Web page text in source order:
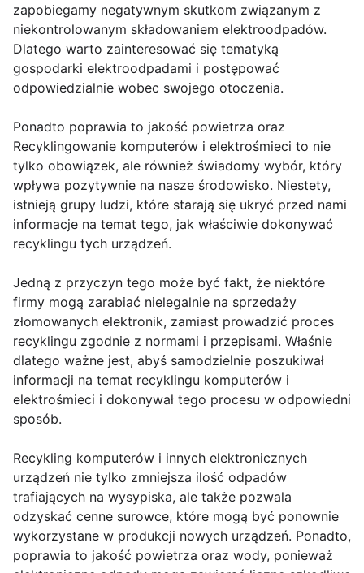
zapobiegamy negatywnym skutkom związanym z
niekontrolowanym składowaniem elektroodpadów.
Dlatego warto zainteresować się tematyką
gospodarki elektroodpadami i postępować
odpowiedzialnie wobec swojego otoczenia.
Ponadto poprawia to jakość powietrza oraz
Recyklingowanie komputerów i elektrośmieci to nie
tylko obowiązek, ale również świadomy wybór, który
wpływa pozytywnie na nasze środowisko. Niestety,
istnieją grupy ludzi, które starają się ukryć przed nami
informacje na temat tego, jak właściwie dokonywać
recyklingu tych urządzeń.
Jedną z przyczyn tego może być fakt, że niektóre
firmy mogą zarabiać nielegalnie na sprzedaży
złomowanych elektronik, zamiast prowadzić proces
recyklingu zgodnie z normami i przepisami. Właśnie
dlatego ważne jest, abyś samodzielnie poszukiwał
informacji na temat recyklingu komputerów i
elektrośmieci i dokonywał tego procesu w odpowiedni
sposób.
Recykling komputerów i innych elektronicznych
urządzeń nie tylko zmniejsza ilość odpadów
trafiających na wysypiska, ale także pozwala
odzyskać cenne surowce, które mogą być ponownie
wykorzystane w produkcji nowych urządzeń. Ponadto,
poprawia to jakość powietrza oraz wody, ponieważ